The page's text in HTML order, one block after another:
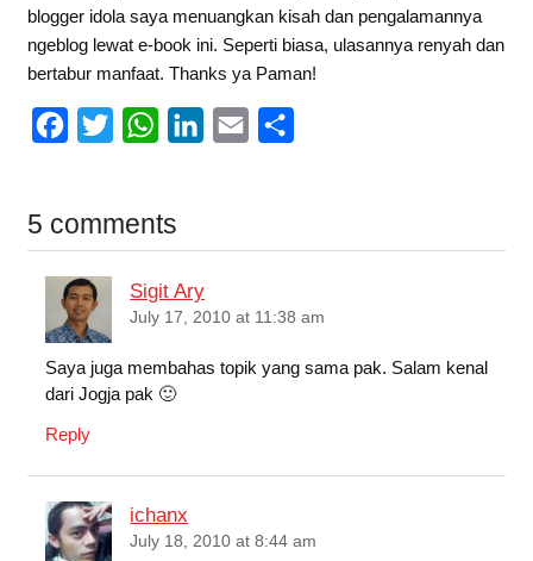
blogger idola saya menuangkan kisah dan pengalamannya
ngeblog lewat e-book ini. Seperti biasa, ulasannya renyah dan
bertabur manfaat. Thanks ya Paman!
e
o
o
k
t
W
t
A
p
d
n
5 comments
Sigit Ary
July 17, 2010 at 11:38 am
Saya juga membahas topik yang sama pak. Salam kenal
dari Jogja pak 🙂
Reply
ichanx
July 18, 2010 at 8:44 am